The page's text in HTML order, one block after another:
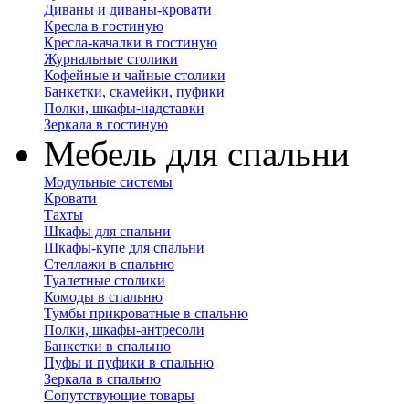
Диваны и диваны-кровати
Кресла в гостиную
Кресла-качалки в гостиную
Журнальные столики
Кофейные и чайные столики
Банкетки, скамейки, пуфики
Полки, шкафы-надставки
Зеркала в гостиную
Мебель для спальни
Модульные системы
Кровати
Тахты
Шкафы для спальни
Шкафы-купе для спальни
Стеллажи в спальню
Туалетные столики
Комоды в спальню
Тумбы прикроватные в спальню
Полки, шкафы-антресоли
Банкетки в спальню
Пуфы и пуфики в спальню
Зеркала в спальню
Сопутствующие товары